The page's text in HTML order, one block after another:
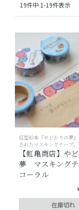
つくり手
OKINAWA the
ショッピングガイド
よみもの
実店舗のご案内
樂園百貨店について
19件中 1-19件表示
紅型絵本『やどかりの夢
されたマスキングテープ。
【虹亀商店】や
夢 マスキング
コーラル
在庫切れ